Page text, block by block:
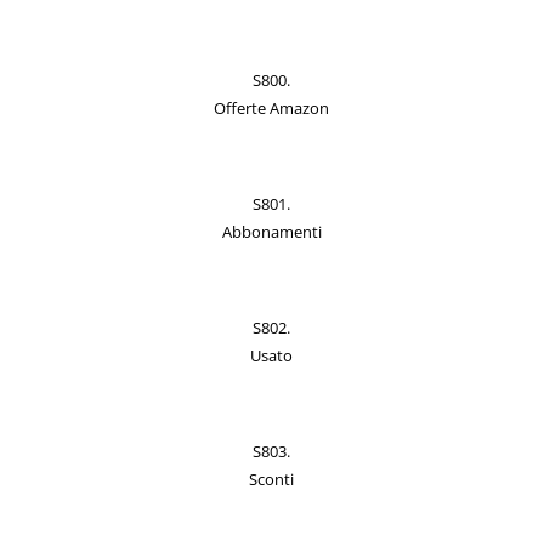
S800.
Offerte Amazon
S801.
Abbonamenti
S802.
Usato
S803.
Sconti